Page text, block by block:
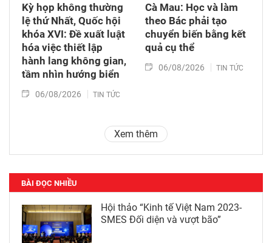
Kỳ họp không thường
lệ thứ Nhất, Quốc hội
khóa XVI: Đề xuất luật
hóa việc thiết lập
hành lang không gian,
tầm nhìn hướng biển
06/08/2026 TIN TỨC
Cà Mau: Học và làm
theo Bác phải tạo
chuyển biến bằng kết
quả cụ thể
06/08/2026 TIN TỨC
Xem thêm
BÀI ĐỌC NHIỀU
Hội thảo “Kinh tế Việt Nam 2023-
SMES Đối diện và vượt bão”